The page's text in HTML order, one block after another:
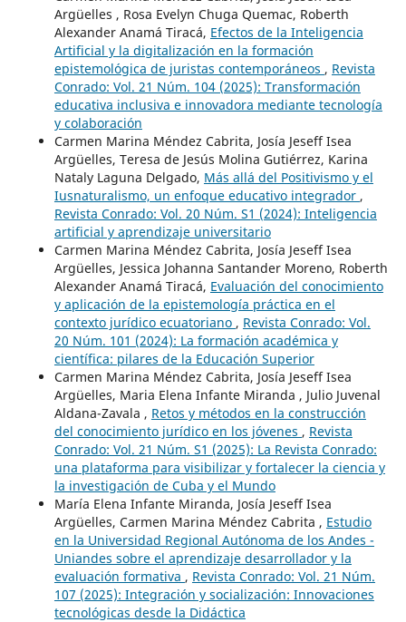
Argüelles , Rosa Evelyn Chuga Quemac, Roberth
Alexander Anamá Tiracá, Efectos de la Inteligencia
Artificial y la digitalización en la formación
epistemológica de juristas contemporáneos , Revista
Conrado: Vol. 21 Núm. 104 (2025): Transformación
educativa inclusiva e innovadora mediante tecnología
y colaboración
Carmen Marina Méndez Cabrita, Josía Jeseff Isea
Argüelles, Teresa de Jesús Molina Gutiérrez, Karina
Nataly Laguna Delgado, Más allá del Positivismo y el
Iusnaturalismo, un enfoque educativo integrador ,
Revista Conrado: Vol. 20 Núm. S1 (2024): Inteligencia
artificial y aprendizaje universitario
Carmen Marina Méndez Cabrita, Josía Jeseff Isea
Argüelles, Jessica Johanna Santander Moreno, Roberth
Alexander Anamá Tiracá, Evaluación del conocimiento
y aplicación de la epistemología práctica en el
contexto jurídico ecuatoriano , Revista Conrado: Vol.
20 Núm. 101 (2024): La formación académica y
científica: pilares de la Educación Superior
Carmen Marina Méndez Cabrita, Josía Jeseff Isea
Argüelles, Maria Elena Infante Miranda , Julio Juvenal
Aldana-Zavala , Retos y métodos en la construcción
del conocimiento jurídico en los jóvenes , Revista
Conrado: Vol. 21 Núm. S1 (2025): La Revista Conrado:
una plataforma para visibilizar y fortalecer la ciencia y
la investigación de Cuba y el Mundo
María Elena Infante Miranda, Josía Jeseff Isea
Argüelles, Carmen Marina Méndez Cabrita , Estudio
en la Universidad Regional Autónoma de los Andes -
Uniandes sobre el aprendizaje desarrollador y la
evaluación formativa , Revista Conrado: Vol. 21 Núm.
107 (2025): Integración y socialización: Innovaciones
tecnológicas desde la Didáctica